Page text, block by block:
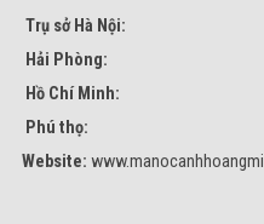
Trụ sở Hà Nội:
Hải Phòng:
Hồ Chí Minh:
Phú thọ:
Website: